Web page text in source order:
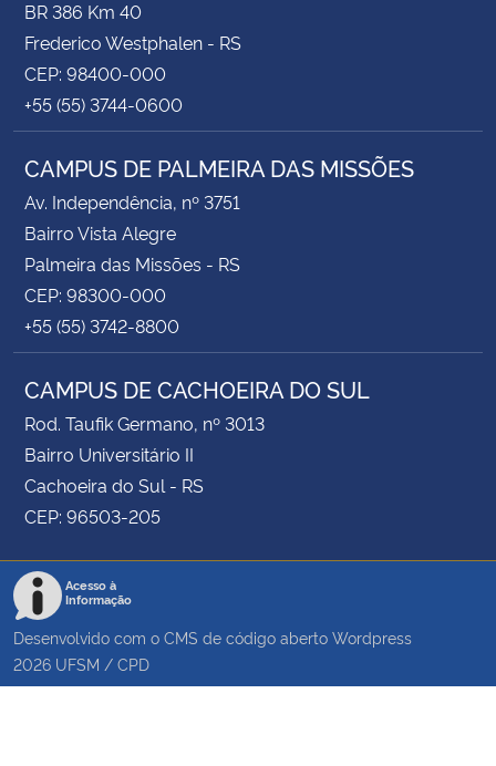
BR 386 Km 40
Frederico Westphalen - RS
CEP: 98400-000
+55 (55) 3744-0600
CAMPUS DE PALMEIRA DAS MISSÕES
Av. Independência, nº 3751
Bairro Vista Alegre
Palmeira das Missões - RS
CEP: 98300-000
+55 (55) 3742-8800
CAMPUS DE CACHOEIRA DO SUL
Rod. Taufik Germano, nº 3013
Bairro Universitário II
Cachoeira do Sul - RS
CEP: 96503-205
Acesso à
Informação
Desenvolvido com o CMS de código aberto Wordpress
2026 UFSM / CPD